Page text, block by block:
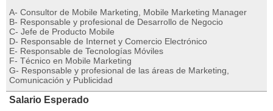
A- Consultor de Mobile Marketing, Mobile Marketing Manager
B- Responsable y profesional de Desarrollo de Negocio
C- Jefe de Producto Mobile
D- Responsable de Internet y Comercio Electrónico
E- Responsable de Tecnologías Móviles
F- Técnico en Mobile Marketing
G- Responsable y profesional de las áreas de Marketing,
Comunicación y Publicidad
Salario Esperado